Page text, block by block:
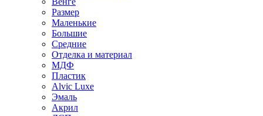
Размер
Маленькие
Большие
Средние
Отделка и материал
МДФ
Пластик
Alvic Luxe
Эмаль
Акрил